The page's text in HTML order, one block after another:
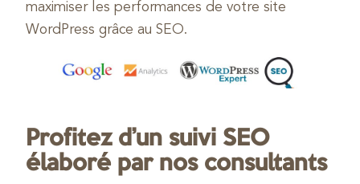
maximiser les performances de votre site
WordPress grâce au SEO.
Profitez d’un suivi SEO
élaboré par nos consultants